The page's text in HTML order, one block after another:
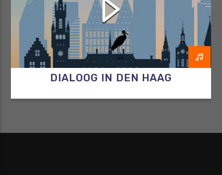
DIALOOG IN DEN HAAG